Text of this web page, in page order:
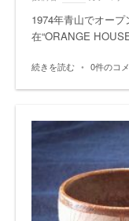
1974年青山でオー
在“ORANGE
続きを読む • 0件のコ